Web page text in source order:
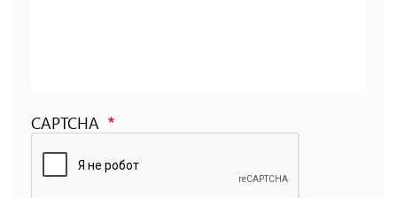
CAPTCHA